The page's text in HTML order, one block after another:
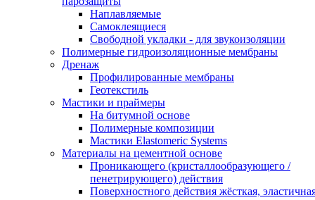
Наплавляемые
Самоклеящиеся
Свободной укладки - для звукоизоляции
Полимерные гидроизоляционные мембраны
Дренаж
Профилированные мембраны
Геотекстиль
Мастики и праймеры
На битумной основе
Полимерные композиции
Мастики Elastomeric Systems
Материалы на цементной основе
Проникающего (кристаллообразующего /
пенетрирующего) действия
Поверхностного действия жёсткая,